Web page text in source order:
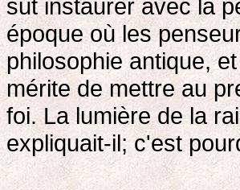
sut instaurer avec la
époque où les
philosophie antique,
mérite de mettre au
foi. La lumière de la
expliquait-il; c'est